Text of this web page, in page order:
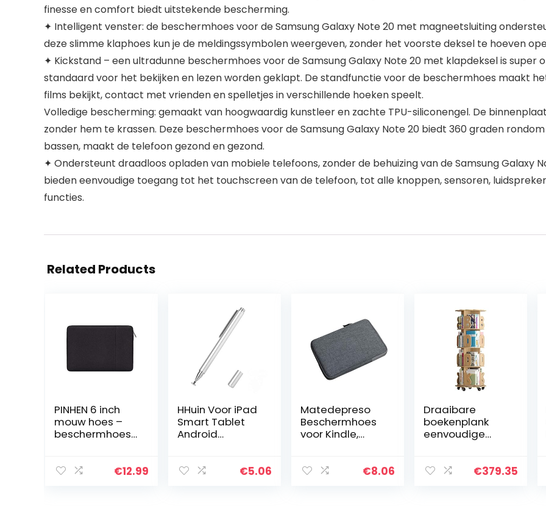
finesse en comfort biedt uitstekende bescherming.
✦ Intelligent venster: de beschermhoes voor de Samsung Galaxy Note 20 met magneetsluiting
deze slimme klaphoes kun je de meldingssymbolen weergeven, zonder het voorste deksel te hoeven
✦ Kickstand – een ultradunne beschermhoes voor de Samsung Galaxy Note 20 met klapdeksel is super
standaard voor het bekijken en lezen worden geklapt. De standfunctie voor de beschermhoes maakt
films bekijkt, contact met vrienden en spelletjes in verschillende hoeken speelt.
Volledige bescherming: gemaakt van hoogwaardig kunstleer en zachte TPU-siliconengel. De
zonder hem te krassen. Deze beschermhoes voor de Samsung Galaxy Note 20 biedt 360 graden
bassen, maakt de telefoon gezond en gezond.
✦ Ondersteunt draadloos opladen van mobiele telefoons, zonder de behuizing van de Samsung Galaxy
bieden eenvoudige toegang tot het touchscreen van de telefoon, tot alle knoppen, sensoren,
functies.
Related Products
PINHEN 6 inch
mouw hoes –
beschermhoes
inch voor eBook
€12.99
HHuin Voor iPad
Smart Tablet
Android
pen metalen€5.06
Matedepreso
Beschermhoes
voor Kindle,
Beschermende
€8.06
Draaibare
boekenplank
eenvoudige
kinderen
€379.35